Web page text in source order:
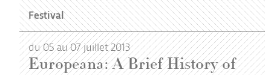
Festival
du 05 au 07 juillet 2013
Europeana: A Brief History of